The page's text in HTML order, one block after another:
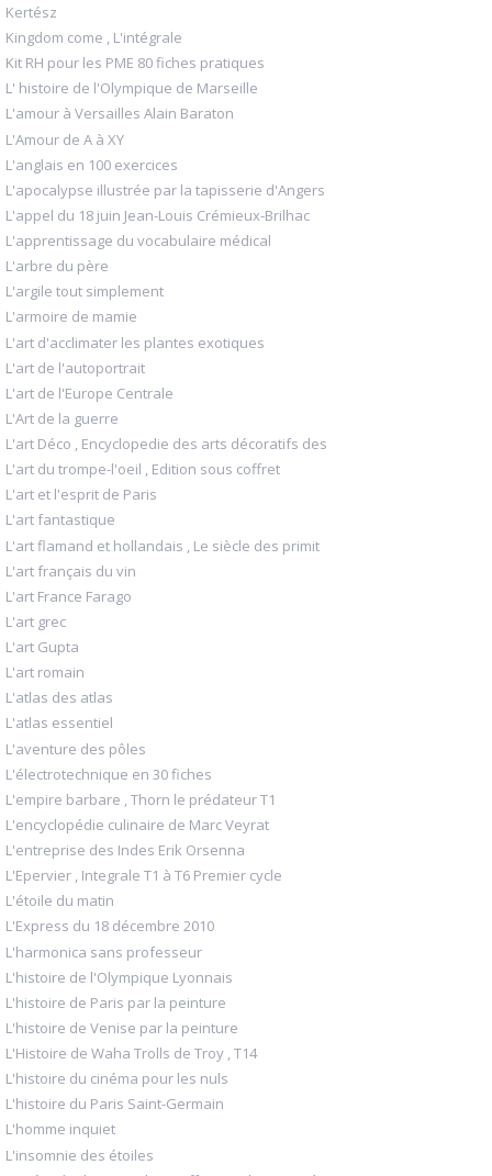
Kertész
Kingdom come , L'intégrale
Kit RH pour les PME 80 fiches pratiques
L' histoire de l'Olympique de Marseille
L'amour à Versailles Alain Baraton
L'Amour de A à XY
L'anglais en 100 exercices
L'apocalypse illustrée par la tapisserie d'Angers
L'appel du 18 juin Jean-Louis Crémieux-Brilhac
L'apprentissage du vocabulaire médical
L'arbre du père
L'argile tout simplement
L'armoire de mamie
L'art d'acclimater les plantes exotiques
L'art de l'autoportrait
L'art de l'Europe Centrale
L'Art de la guerre
L'art Déco , Encyclopedie des arts décoratifs des
L'art du trompe-l'oeil , Edition sous coffret
L'art et l'esprit de Paris
L'art fantastique
L'art flamand et hollandais , Le siècle des primit
L'art français du vin
L'art France Farago
L'art grec
L'art Gupta
L'art romain
L'atlas des atlas
L'atlas essentiel
L'aventure des pôles
L'électrotechnique en 30 fiches
L'empire barbare , Thorn le prédateur T1
L'encyclopédie culinaire de Marc Veyrat
L'entreprise des Indes Erik Orsenna
L'Epervier , Integrale T1 à T6 Premier cycle
L'étoile du matin
L'Express du 18 décembre 2010
L'harmonica sans professeur
L'histoire de l'Olympique Lyonnais
L'histoire de Paris par la peinture
L'histoire de Venise par la peinture
L'Histoire de Waha Trolls de Troy , T14
L'histoire du cinéma pour les nuls
L'histoire du Paris Saint-Germain
L'homme inquiet
L'insomnie des étoiles